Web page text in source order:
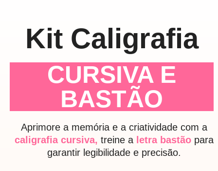
Kit Caligrafia
CURSIVA E
BASTÃO
Aprimore a memória e a criatividade com a
caligrafia cursiva, treine a letra bastãopara
garantir legibilidade e precisão.